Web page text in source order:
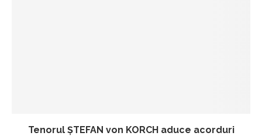
Tenorul ŞTEFAN von KORCH aduce acorduri